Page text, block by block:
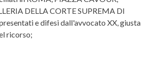
DELLA CORTE SUPREMA DI
e difesi dall'avvocato XX, giusta
ricorso;